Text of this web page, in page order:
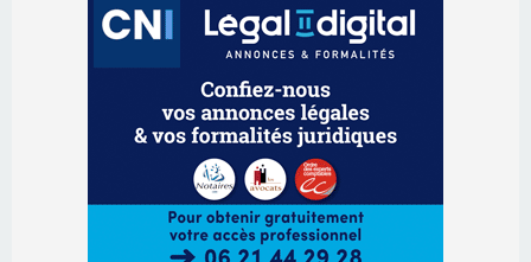
Les brèves
Ucciani – Marché des producteurs à Cruculi le
Corte – L’association A Nuciola organise une
projection sous les étoiles